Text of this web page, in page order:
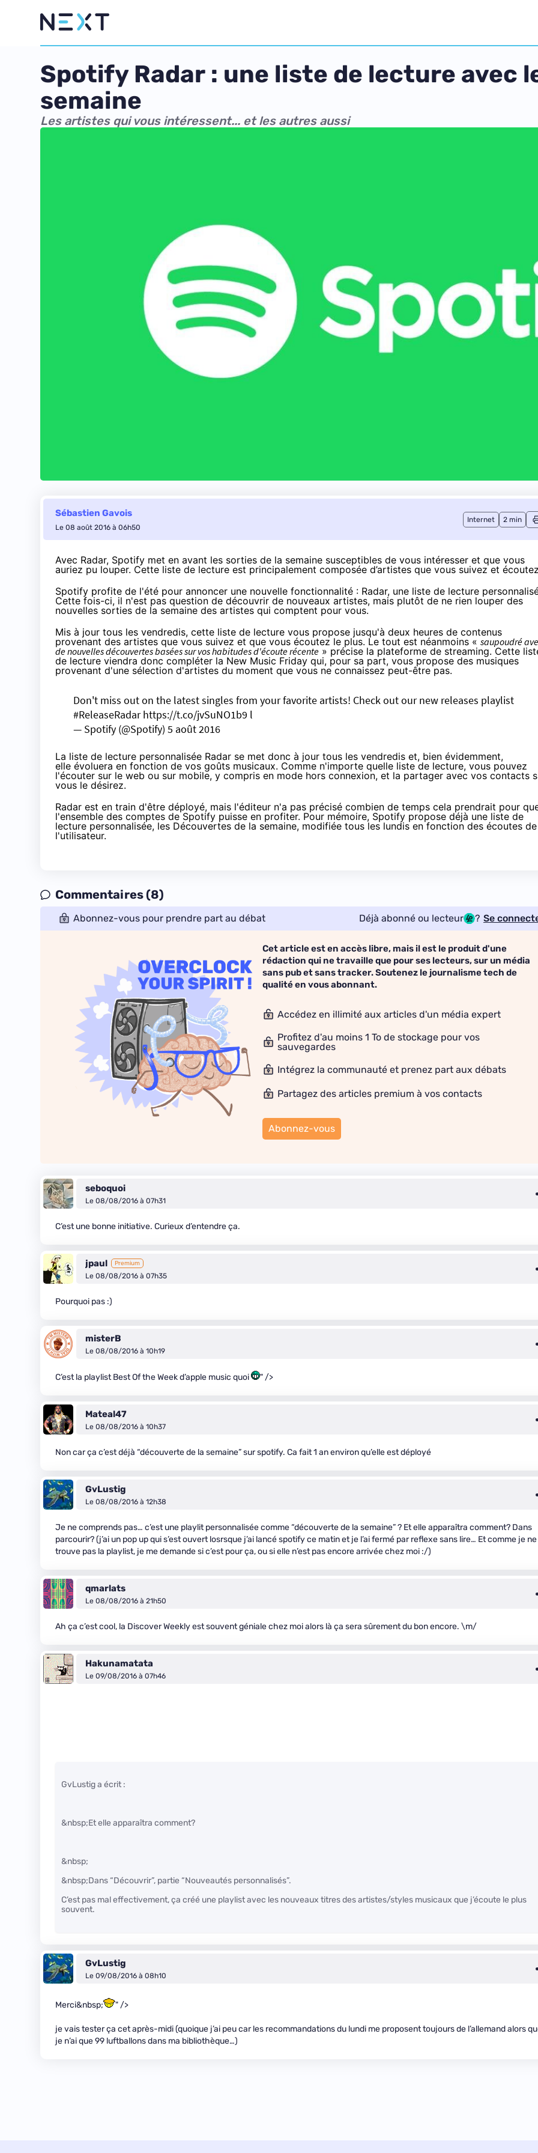
Spotify Radar : une liste de lecture avec
semaine
Les artistes qui vous intéressent... et les autres aussi
Sébastien Gavois
Le 08 août 2016 à 06h50
Internet 2 min
Avec Radar, Spotify met en avant les sorties de la semaine susceptibles de vous intéresser et que vous
auriez pu louper. Cette liste de lecture est principalement composée d’artistes que vous suivez et
Spotify profite de l'été pour annoncer une nouvelle fonctionnalité : Radar, une liste de lecture
Cette fois-ci, il n'est pas question de découvrir de nouveaux artistes, mais plutôt de ne rien louper des
nouvelles sorties de la semaine des artistes qui comptent pour vous.
Mis à jour tous les vendredis, cette liste de lecture vous propose jusqu'à deux heures de contenus
provenant des artistes que vous suivez et que vous écoutez le plus. Le tout est néanmoins « saupoudré
de nouvelles découvertes basées sur vos habitudes d'écoute récente » précise la plateforme de streaming. Cette
de lecture viendra donc compléter la New Music Friday qui, pour sa part, vous propose des musiques
provenant d'une sélection d'artistes du moment que vous ne connaissez peut-être pas.
Don't miss out on the latest singles from your favorite artists! Check out our new releases playlist
#ReleaseRadar https://t.co/jvSuNO1b9 l
— Spotify (@Spotify) 5 août 2016
La liste de lecture personnalisée Radar se met donc à jour tous les vendredis et, bien évidemment,
elle évoluera en fonction de vos goûts musicaux. Comme n'importe quelle liste de lecture, vous pouvez
l'écouter sur le web ou sur mobile, y compris en mode hors connexion, et la partager avec vos contacts
vous le désirez.
Radar est en train d'être déployé, mais l'éditeur n'a pas précisé combien de temps cela prendrait pour
l'ensemble des comptes de Spotify puisse en profiter. Pour mémoire, Spotify propose déjà une liste de
lecture personnalisée, les Découvertes de la semaine, modifiée tous les lundis en fonction des écoutes de
l'utilisateur.
Commentaires (8)
Abonnez-vous pour prendre part au débat Déjà abonné ou lecteur ? Se
Cet article est en accès libre, mais il est le produit d'une
rédaction qui ne travaille que pour ses lecteurs, sur un média
sans pub et sans tracker. Soutenez le journalisme tech de
qualité en vous abonnant.
Accédez en illimité aux articles d'un média expert
Profitez d'au moins 1 To de stockage pour vos
sauvegardes
Intégrez la communauté et prenez part aux débats
Partagez des articles premium à vos contacts
Abonnez-vous
seboquoi
Le 08/08/2016 à 07h31
C’est une bonne initiative. Curieux d’entendre ça.
jpaul Premium
Le 08/08/2016 à 07h35
Pourquoi pas :)
misterB
Le 08/08/2016 à 10h19
C’est la playlist Best Of the Week d’apple music quoi " />
Mateal47
Le 08/08/2016 à 10h37
Non car ça c’est déjà “découverte de la semaine” sur spotify. Ca fait 1 an environ qu’elle est déployé
GvLustig
Le 08/08/2016 à 12h38
Je ne comprends pas… c’est une playlit personnalisée comme “découverte de la semaine” ? Et elle apparaîtra comment? Dans
parcourir? (j’ai un pop up qui s’est ouvert losrsque j’ai lancé spotify ce matin et je l’ai fermé par reflexe sans lire… Et comme je ne
trouve pas la playlist, je me demande si c’est pour ça, ou si elle n’est pas encore arrivée chez moi :/)
qmarlats
Le 08/08/2016 à 21h50
Ah ça c’est cool, la Discover Weekly est souvent géniale chez moi alors là ça sera sûrement du bon encore. \m/
Hakunamatata
Le 09/08/2016 à 07h46
GvLustig a écrit :
&nbsp;Et elle apparaîtra comment?
&nbsp;
&nbsp;Dans “Découvrir”, partie “Nouveautés personnalisés”.
C’est pas mal effectivement, ça créé une playlist avec les nouveaux titres des artistes/styles musicaux que j’écoute le plus
souvent.
GvLustig
Le 09/08/2016 à 08h10
Merci&nbsp; " />
je vais tester ça cet après-midi (quoique j’ai peu car les recommandations du lundi me proposent toujours de l’allemand alors
je n’ai que 99 luftballons dans ma bibliothèque…)